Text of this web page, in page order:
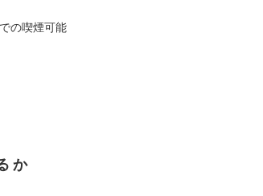
の喫煙可能
か